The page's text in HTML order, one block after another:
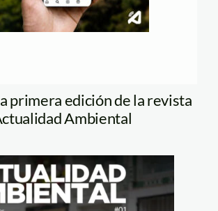
primera edición de la revista
Ambiental